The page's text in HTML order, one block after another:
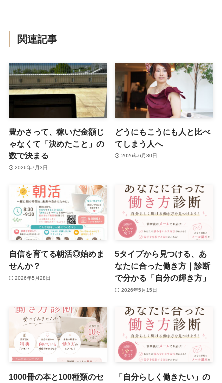
関連記事
豊かさって、稼いだ金額じ
ゃなくて「決めたこと」の
数で決まる
2026年7月3日
どうにもこうにも人と比べ
てしまう人へ
2026年6月30日
自信を育てる朝活◎始めま
せんか？
2026年5月28日
5タイプから見つける、あ
なたに合った働き方｜診断
で分かる「自分の輝き方」
2026年5月15日
1000冊の本と100種類のセ
「自分らしく働きたい」の